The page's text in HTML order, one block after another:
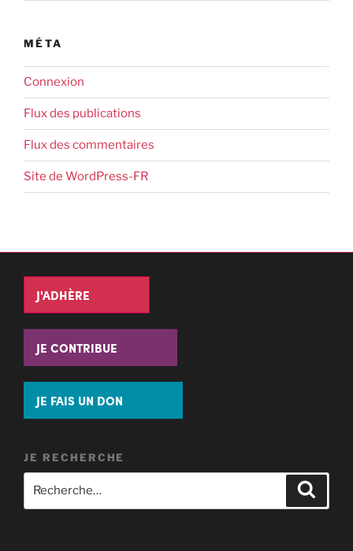
MÉTA
Connexion
Flux des publications
Flux des commentaires
Site de WordPress-FR
J'ADHÈRE
JE CONTRIBUE
JE FAIS UN DON
JE RECHERCHE